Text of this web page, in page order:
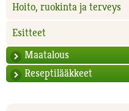
Hoito, ruokinta ja terveys
Esitteet
Maatalous
Reseptilääkkeet